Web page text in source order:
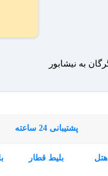
به نیشابور
پشتیبانی 24 ساعته
بلیط قطار